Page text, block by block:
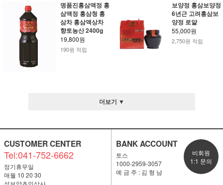
명품진홍삼액정 홍
삼액정 홍삼청 홍
삼차 홍삼액상차
향토농산 2400g
19,800원
190원 적립
보양정 홍삼보양정
6년근 고려홍삼보
양정 로얄
55,000원
2,750원 적립
더보기 ▼
CUSTOMER CENTER
Tel:041-752-6662
정기휴무일
매월 10 20 30
성보약초인삼사
BANK ACCOUNT
토스
1000-2959-3057
예 금 주 : 김 형 남
비회원
1:1 문의